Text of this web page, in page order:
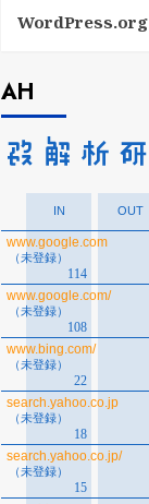
WordPress.org
AH